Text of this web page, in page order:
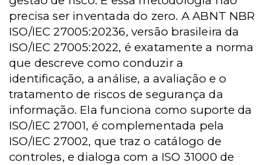
precisa ser inventada do zero. A ABNT NBR
ISO/IEC 27005:20236, versão brasileira da
ISO/IEC 27005:2022, é exatamente a norma
que descreve como conduzir a
identificação, a análise, a avaliação e o
tratamento de riscos de segurança da
informação. Ela funciona como suporte da
ISO/IEC 27001, é complementada pela
ISO/IEC 27002, que traz o catálogo de
controles, e dialoga com a ISO 31000 de